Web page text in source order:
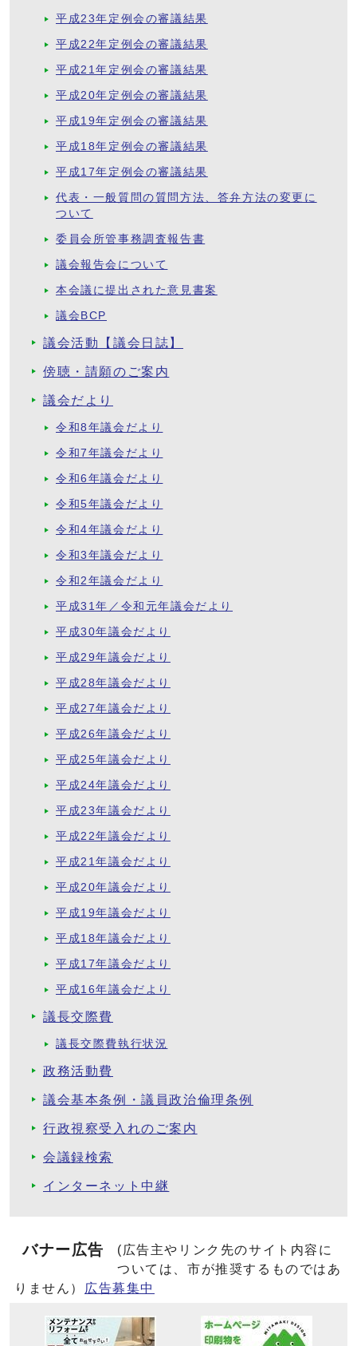
平成23年定例会の審議結果
平成22年定例会の審議結果
平成21年定例会の審議結果
平成20年定例会の審議結果
平成19年定例会の審議結果
平成18年定例会の審議結果
平成17年定例会の審議結果
代表・一般質問の質問方法、答弁方法の変更に
ついて
委員会所管事務調査報告書
議会報告会について
本会議に提出された意見書案
議会BCP
議会活動【議会日誌】
傍聴・請願のご案内
議会だより
令和8年議会だより
令和7年議会だより
令和6年議会だより
令和5年議会だより
令和4年議会だより
令和3年議会だより
令和2年議会だより
平成31年／令和元年議会だより
平成30年議会だより
平成29年議会だより
平成28年議会だより
平成27年議会だより
平成26年議会だより
平成25年議会だより
平成24年議会だより
平成23年議会だより
平成22年議会だより
平成21年議会だより
平成20年議会だより
平成19年議会だより
平成18年議会だより
平成17年議会だより
平成16年議会だより
議長交際費
議長交際費執行状況
政務活動費
議会基本条例・議員政治倫理条例
行政視察受入れのご案内
会議録検索
インターネット中継
バナー広告
(広告主やリンク先のサイト内容に
ついては、市が推奨するものではあ
りません）
広告募集中